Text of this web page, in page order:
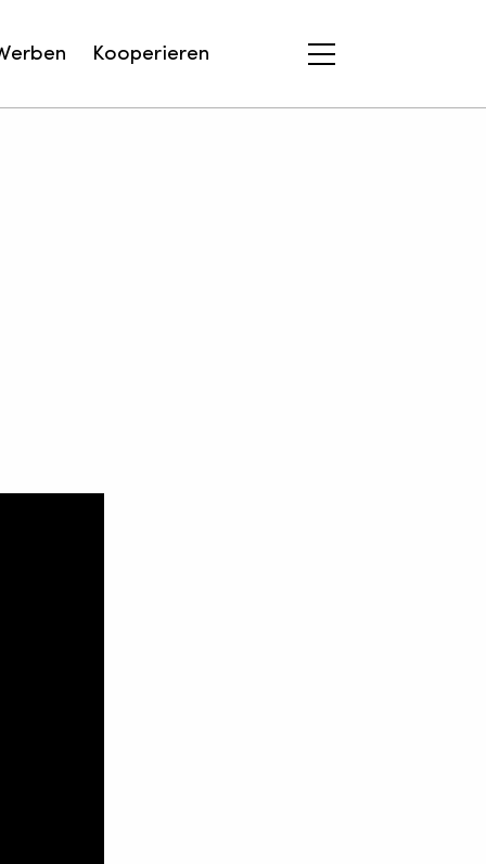
Kooperieren